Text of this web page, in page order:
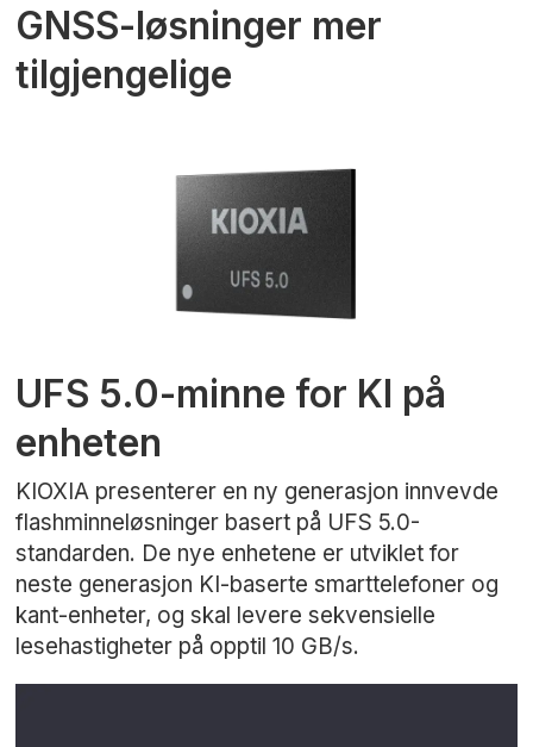
GNSS-løsninger mer
tilgjengelige
UFS 5.0-minne for KI på
enheten
KIOXIA presenterer en ny generasjon innvevde
flashminneløsninger basert på UFS 5.0-
standarden. De nye enhetene er utviklet for
neste generasjon KI-baserte smarttelefoner og
kant-enheter, og skal levere sekvensielle
lesehastigheter på opptil 10 GB/s.